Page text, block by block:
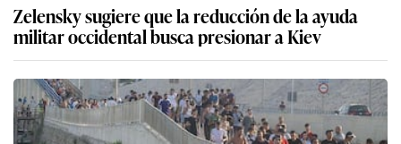
Zelensky sugiere que la reducción de la ayuda
militar occidental busca presionar a Kiev